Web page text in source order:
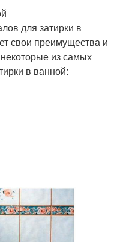
для затирки в
свои преимущества и
из самых
в ванной: